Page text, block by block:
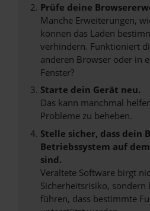
Prüfe deine
Manche Erweiterungen,
können das Laden
verhindern. Funktioniert
anderen Browser oder in
Fenster?
Starte dein Gerät neu.
Das kann manchmal
Probleme zu beheben.
Stelle sicher, dass dein
Betriebssystem auf
sind.
Veraltete Software birgt
Sicherheitsrisiko, sondern
führen, dass bestimmte